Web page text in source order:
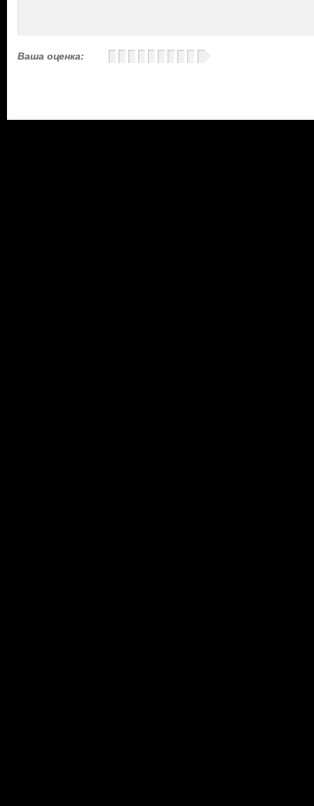
Ваша оценка: